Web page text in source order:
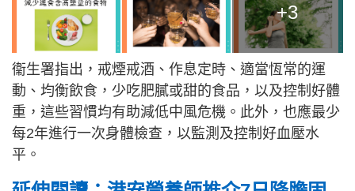
+3
衞生署指出，戒煙戒酒、作息定時、適當恆常的運
動、均衡飲食，少吃肥膩或甜的食品，以及控制好體
重，這些習慣均有助減低中風危機。此外，也應最少
每2年進行一次身體檢查，以監測及控制好血壓水
平。